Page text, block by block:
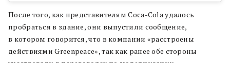
После того, как представителям Coca-Cola удалось
пробраться в здание, они выпустили сообщение,
в котором говорится, что в компании «расстроены
действиями Greenpeace», так как ранее обе стороны